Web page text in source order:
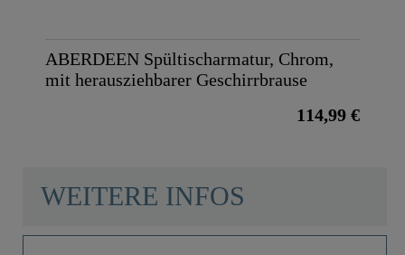
ABERDEEN Spültischarmatur, Chrom,
mit herausziehbarer Geschirrbrause
114,99 €
WEITERE INFOS